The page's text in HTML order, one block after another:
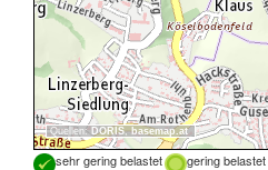
Quellen: DORIS, basemap.at
sehr gering belastet gering belastet